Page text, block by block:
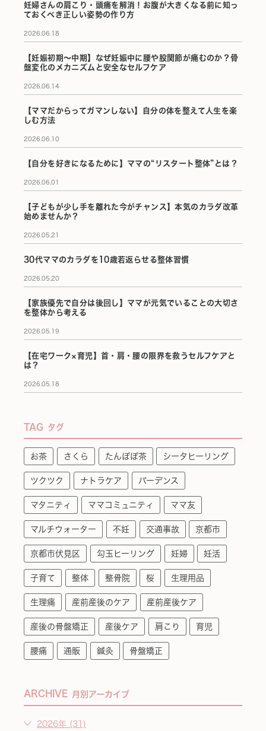
妊婦さんの肩こり・頭痛を解消！お腹が大きくなる前に知っ
ておくべき正しい姿勢の作り方
2026.06.18
【妊娠初期〜中期】なぜ妊娠中に腰や股関節が痛むのか？骨
盤変化のメカニズムと安全なセルフケア
2026.06.14
【ママだからってガマンしない】自分の体を整えて人生を楽
しむ方法
2026.06.10
【自分を好きになるために】ママの“リスタート整体”とは？
2026.06.01
【子どもが少し手を離れた今がチャンス】本気のカラダ改革
始めませんか？
2026.05.21
30代ママのカラダを10歳若返らせる整体習慣
2026.05.20
【家族優先で自分は後回し】ママが元気でいることの大切さ
を整体から考える
2026.05.19
【在宅ワーク×育児】首・肩・腰の限界を救うセルフケアと
は？
2026.05.18
TAG タグ
お茶 さくら たんぽぽ茶 シータヒーリング
ツクツク ナトラケア バーデンス
マタニティ ママコミュニティ ママ友
マルチウォーター 不妊 交通事故 京都市
京都市伏見区 勾玉ヒーリング 妊婦 妊活
子育て 整体 整骨院 桜 生理用品
生理痛 産前産後のケア 産前産後ケア
産後の骨盤矯正 産後ケア 肩こり 育児
腰痛 通販 鍼灸 骨盤矯正
ARCHIVE 月別アーカイブ
2026年 (31)